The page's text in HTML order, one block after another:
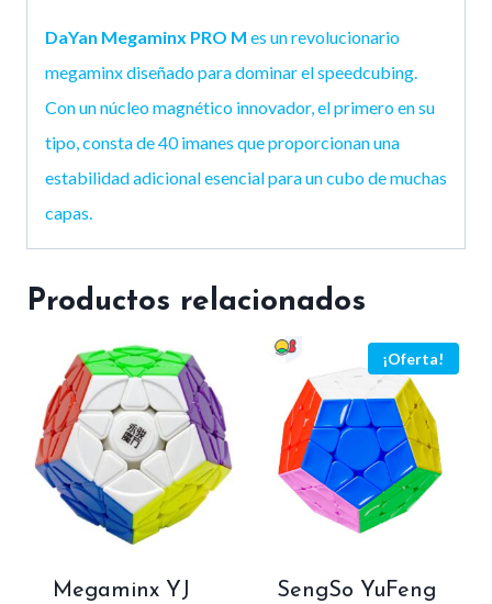
DaYan Megaminx PRO M es un revolucionario
megaminx diseñado para dominar el speedcubing.
Con un núcleo magnético innovador, el primero en su
tipo, consta de 40 imanes que proporcionan una
estabilidad adicional esencial para un cubo de muchas
capas.
Productos relacionados
Megaminx YJ
¡Oferta!
SengSo YuFeng